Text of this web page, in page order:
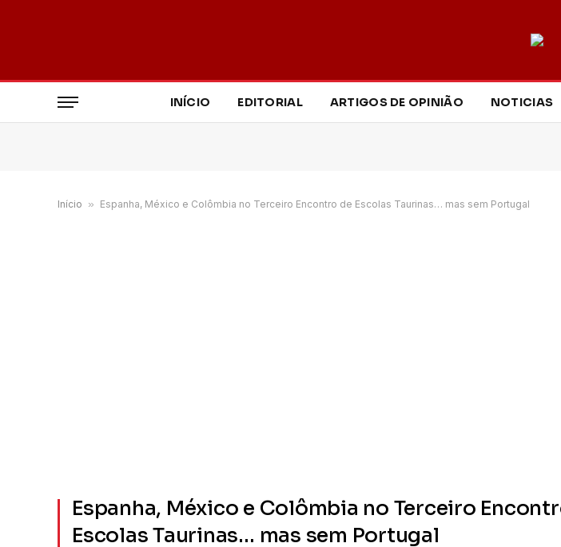
INÍCIO EDITORIAL ARTIGOS DE OPINIÃO NOTICIAS
Início » Espanha, México e Colômbia no Terceiro Encontro de Escolas Taurinas… mas sem Portugal
Espanha, México e Colômbia no Terceiro
Escolas Taurinas… mas sem Portugal